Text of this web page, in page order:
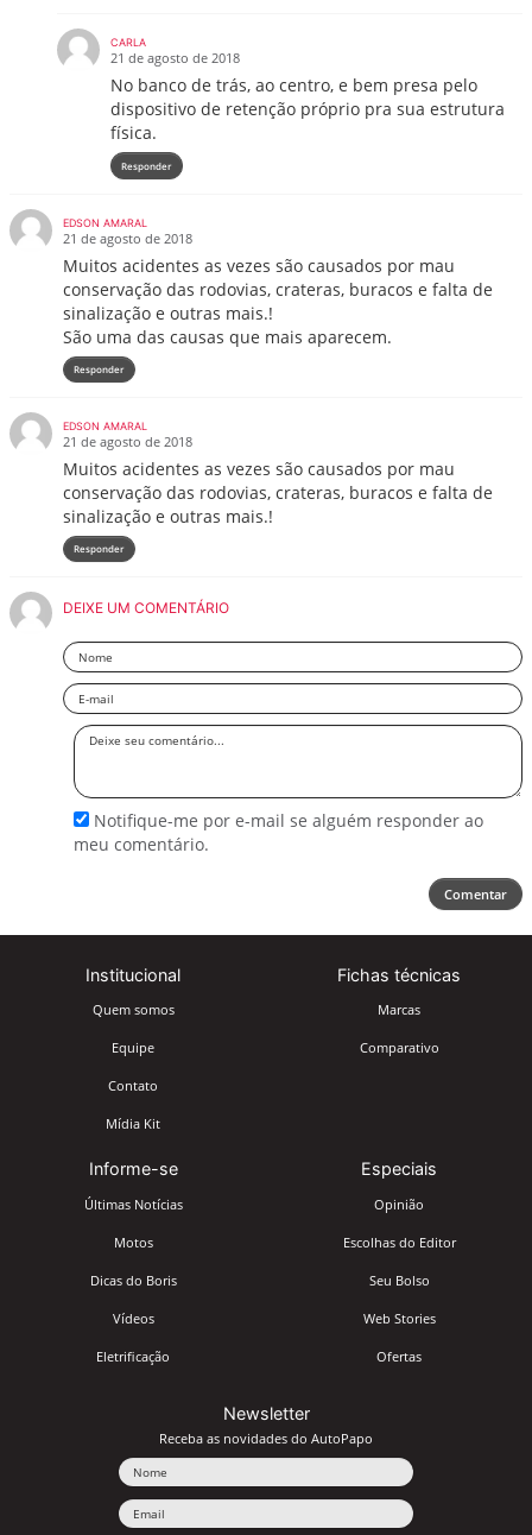
CARLA
21 de agosto de 2018
No banco de trás, ao centro, e bem presa pelo
dispositivo de retenção próprio pra sua estrutura
física.
Responder
EDSON AMARAL
21 de agosto de 2018
Muitos acidentes as vezes são causados por mau
conservação das rodovias, crateras, buracos e falta de
sinalização e outras mais.!
São uma das causas que mais aparecem.
Responder
EDSON AMARAL
21 de agosto de 2018
Muitos acidentes as vezes são causados por mau
conservação das rodovias, crateras, buracos e falta de
sinalização e outras mais.!
Responder
DEIXE UM COMENTÁRIO
Nome
Email
Deixe
Notifique-me por e-mail se alguém responder ao
meu comentário.
Comentar
Institucional
Quem somos
Equipe
Contato
Mídia Kit
Fichas técnicas
Marcas
Comparativo
Informe-se
Últimas Notícias
Motos
Dicas do Boris
Vídeos
Eletrificação
Especiais
Opinião
Escolhas do Editor
Seu Bolso
Web Stories
Ofertas
Newsletter
Receba as novidades do AutoPapo